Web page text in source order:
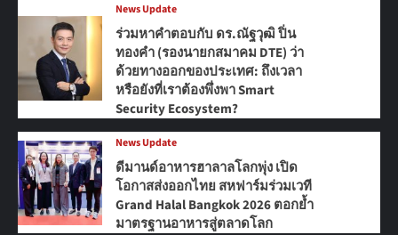
News Update
ร่วมหาคำตอบกับ ดร.ณัฐวุฒิ ปิ่น
ทองคำ (รองนายกสมาคม DTE) ว่า
ด้วยทางออกของประเทศ: ถึงเวลา
หรือยังที่เราต้องพึ่งพา Smart
Security Ecosystem?
News Update
ดีมานด์อาหารฮาลาลโลกพุ่ง เปิด
โอกาสส่งออกไทย สหฟาร์มร่วมเวที
Grand Halal Bangkok 2026 ตอกย้ำ
มาตรฐานอาหารสู่ตลาดโลก